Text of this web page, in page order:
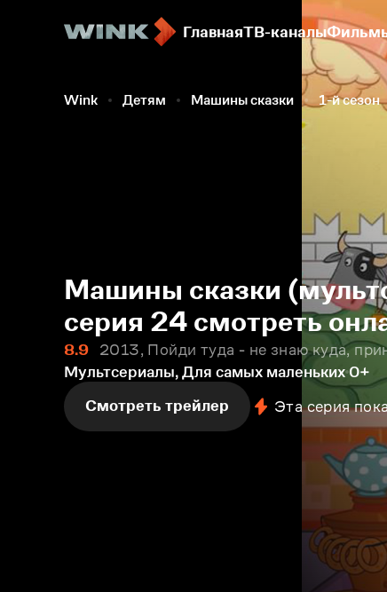
ГлавнаяТВ-каналы
Wink Детям Машины сказки 1-й сезон
Машины сказки
серия 24 смотреть
8.9
2013, Пойди туда - не знаю куда,
Мультсериалы, Для самых маленьких 0+
Смотреть трейлер
Эта серия